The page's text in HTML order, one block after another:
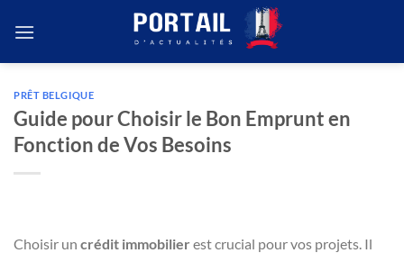
PRÊT BELGIQUE
Guide pour Choisir le Bon Emprunt en
Fonction de Vos Besoins
Choisir un crédit immobilier est crucial pour vos projets. Il